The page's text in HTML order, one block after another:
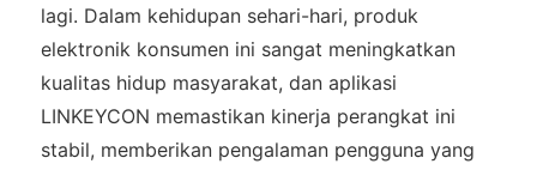
lagi. Dalam kehidupan sehari-hari, produk
elektronik konsumen ini sangat meningkatkan
kualitas hidup masyarakat, dan aplikasi
LINKEYCON memastikan kinerja perangkat ini
stabil, memberikan pengalaman pengguna yang